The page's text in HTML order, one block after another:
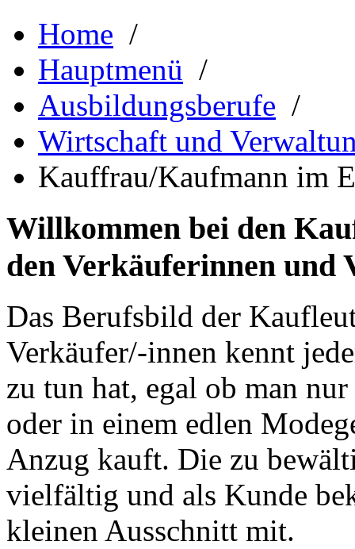
Home /
Hauptmenü /
Ausbildungsberufe /
Wirtschaft und
Kauffrau/Kaufmann im
Willkommen bei den
den Verkäuferinnen und
Das Berufsbild der
Verkäufer/-innen kennt
zu tun hat, egal ob man
oder in einem edlen
Anzug kauft. Die zu
vielfältig und als Kunde
kleinen Ausschnitt mit.